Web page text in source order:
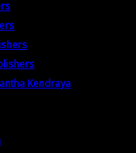
Kendraya